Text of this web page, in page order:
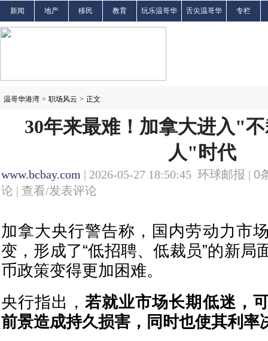
新闻 地产 移民 教育 玩乐温哥华 舌尖温哥华 专栏
温哥华港湾 > 职场风云 > 正文
30年来最难！加拿大进入"
人"时代
www.bcbay.com | 2026-05-27 18:50:45 环球邮报 | 0
论 | 查看/发表评论
加拿大央行警告称，国内劳动力市
变，形成了“低招聘、低裁员”的新局
币政策变得更加困难。
央行指出，若就业市场长期低迷，
前景造成持久损害，同时也使其利率